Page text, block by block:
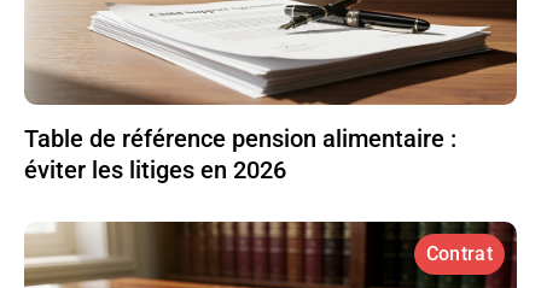
Table de référence pension alimentaire :
éviter les litiges en 2026
Contrat